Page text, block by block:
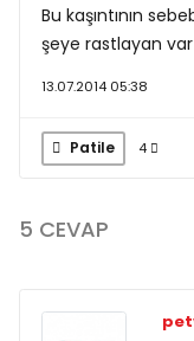
Bu kaşıntının
şeye rastlayan var
13.07.2014 05:38
Patile 4
5 CEVAP